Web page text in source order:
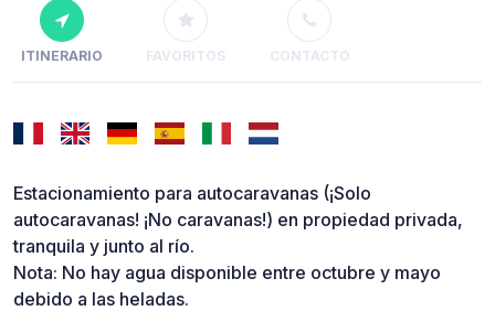
ITINERARIO FAVORITOS CONTACTO
Estacionamiento para autocaravanas (¡Solo
autocaravanas! ¡No caravanas!) en propiedad privada,
tranquila y junto al río.
Nota: No hay agua disponible entre octubre y mayo
debido a las heladas.